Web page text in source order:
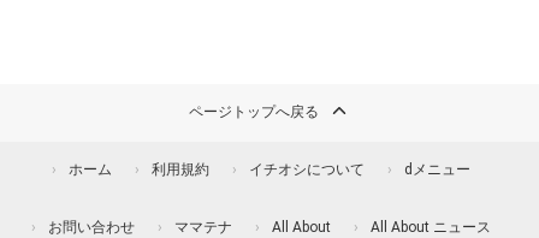
ページトップへ戻る
ホーム 利用規約 イチオシについて dメニュー
お問い合わせ ママテナ All About All About ニュース